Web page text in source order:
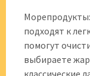
подходят к
помогут
выбираете
классические